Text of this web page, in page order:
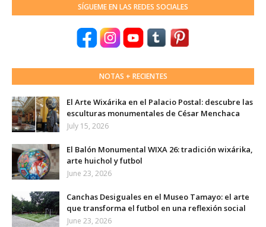
SÍGUEME EN LAS REDES SOCIALES
NOTAS + RECIENTES
El Arte Wixárika en el Palacio Postal: descubre las
esculturas monumentales de César Menchaca
July 15, 2026
El Balón Monumental WIXA 26: tradición wixárika,
arte huichol y futbol
June 23, 2026
Canchas Desiguales en el Museo Tamayo: el arte
que transforma el futbol en una reflexión social
June 23, 2026